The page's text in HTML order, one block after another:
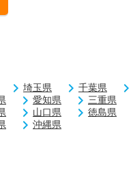
埼玉県 千葉県
愛知県 三重県
山口県 徳島県
沖縄県